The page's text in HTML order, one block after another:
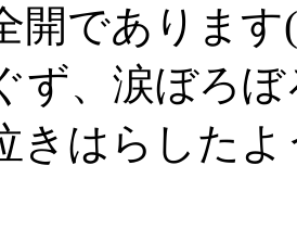
開であります
ず、涙ぼろ
きはらした